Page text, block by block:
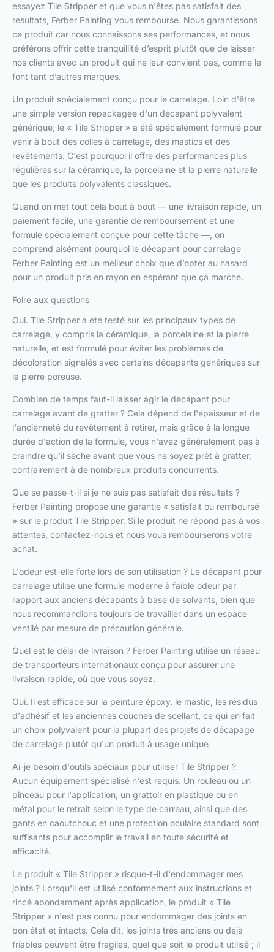
essayez Tile Stripper et que vous n'êtes pas satisfait des
résultats, Ferber Painting vous rembourse. Nous garantissons
ce produit car nous connaissons ses performances, et nous
préférons offrir cette tranquillité d’esprit plutôt que de laisser
nos clients avec un produit qui ne leur convient pas, comme le
font tant d’autres marques.
Un produit spécialement conçu pour le carrelage. Loin d'être
une simple version repackagée d'un décapant polyvalent
générique, le « Tile Stripper » a été spécialement formulé pour
venir à bout des colles à carrelage, des mastics et des
revêtements. C'est pourquoi il offre des performances plus
régulières sur la céramique, la porcelaine et la pierre naturelle
que les produits polyvalents classiques.
Quand on met tout cela bout à bout — une livraison rapide, un
paiement facile, une garantie de remboursement et une
formule spécialement conçue pour cette tâche —, on
comprend aisément pourquoi le décapant pour carrelage
Ferber Painting est un meilleur choix que d’opter au hasard
pour un produit pris en rayon en espérant que ça marche.
Foire aux questions
Oui. Tile Stripper a été testé sur les principaux types de
carrelage, y compris la céramique, la porcelaine et la pierre
naturelle, et est formulé pour éviter les problèmes de
décoloration signalés avec certains décapants génériques sur
la pierre poreuse.
Combien de temps faut-il laisser agir le décapant pour
carrelage avant de gratter ? Cela dépend de l'épaisseur et de
l'ancienneté du revêtement à retirer, mais grâce à la longue
durée d'action de la formule, vous n'avez généralement pas à
craindre qu'il sèche avant que vous ne soyez prêt à gratter,
contrairement à de nombreux produits concurrents.
Que se passe-t-il si je ne suis pas satisfait des résultats ?
Ferber Painting propose une garantie « satisfait ou remboursé
» sur le produit Tile Stripper. Si le produit ne répond pas à vos
attentes, contactez-nous et nous vous rembourserons votre
achat.
L'odeur est-elle forte lors de son utilisation ? Le décapant pour
carrelage utilise une formule moderne à faible odeur par
rapport aux anciens décapants à base de solvants, bien que
nous recommandions toujours de travailler dans un espace
ventilé par mesure de précaution générale.
Quel est le délai de livraison ? Ferber Painting utilise un réseau
de transporteurs internationaux conçu pour assurer une
livraison rapide, où que vous soyez.
Oui. Il est efficace sur la peinture époxy, le mastic, les résidus
d'adhésif et les anciennes couches de scellant, ce qui en fait
un choix polyvalent pour la plupart des projets de décapage
de carrelage plutôt qu'un produit à usage unique.
Ai-je besoin d'outils spéciaux pour utiliser Tile Stripper ?
Aucun équipement spécialisé n'est requis. Un rouleau ou un
pinceau pour l'application, un grattoir en plastique ou en
métal pour le retrait selon le type de carreau, ainsi que des
gants en caoutchouc et une protection oculaire standard sont
suffisants pour accomplir le travail en toute sécurité et
efficacité.
Le produit « Tile Stripper » risque-t-il d'endommager mes
joints ? Lorsqu'il est utilisé conformément aux instructions et
rincé abondamment après application, le produit « Tile
Stripper » n'est pas connu pour endommager des joints en
bon état et intacts. Cela dit, les joints très anciens ou déjà
friables peuvent être fragiles, quel que soit le produit utilisé ; il